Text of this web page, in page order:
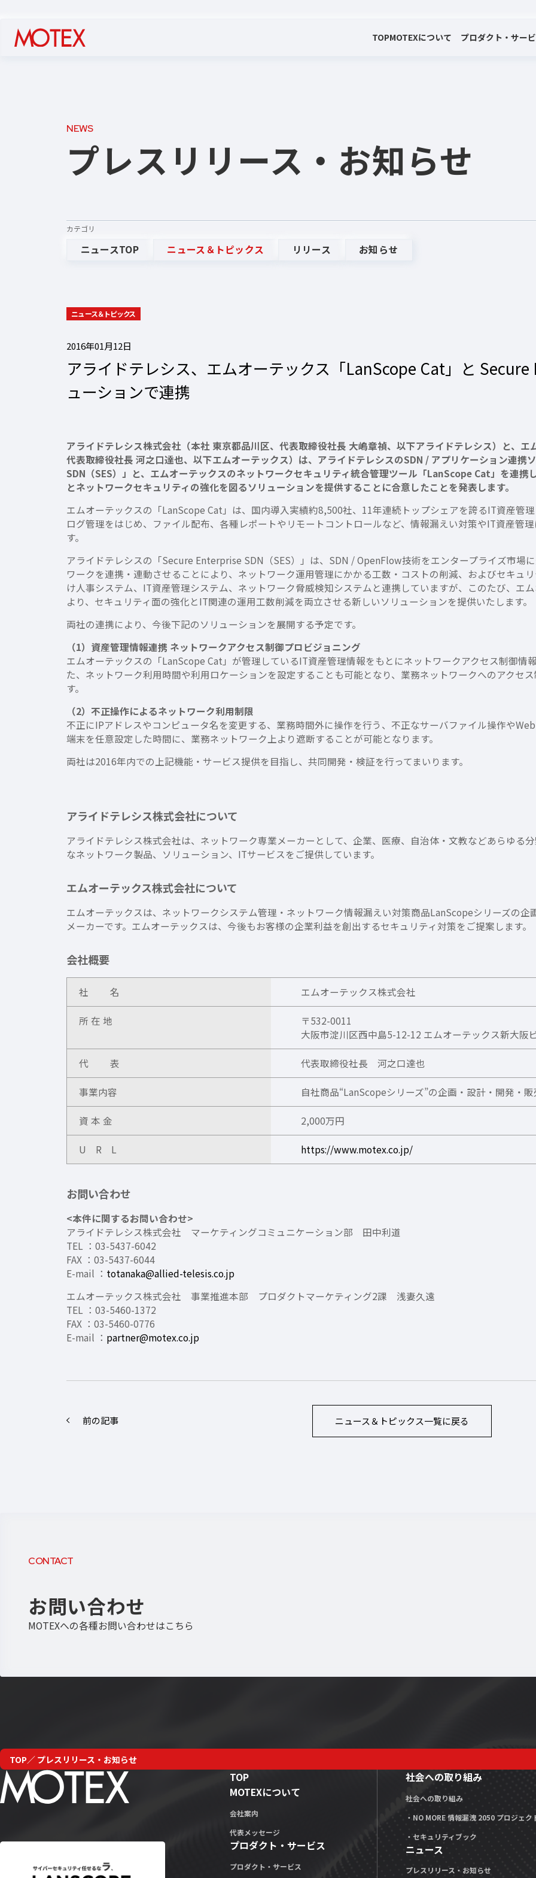
TOPMOTEXについて プロダクト・サー
NEWS
プレスリリース ・お知らせ
カテゴリ
ニュースTOP ニュース＆トピックス リリース お知らせ
ニュース＆トピックス
2016年01月12日
アライドテレシス、エムオーテックス「LanScope Cat」と
ューションで連携
アライドテレシス株式会社（本社 東京都品川区、代表取締役社長 大嶋章禎、以下アライドテレシス）と、
代表取締役社長 河之口達也、以下エムオーテックス）は、アライドテレシスのSDN / アプリケーション連
SDN（SES）」と、エムオーテックスのネットワークセキュリティ統合管理ツール「LanScope Cat」を連携
とネットワークセキュリティの強化を図るソリューションを提供することに合意したことを発表します。
エムオーテックスの「LanScope Cat」は、国内導入実績約8,500社、11年連続トップシェアを誇るIT資産管
ログ管理をはじめ、ファイル配布、各種レポートやリモートコントロールなど、情報漏えい対策やIT資産管
す。
アライドテレシスの「Secure Enterprise SDN（SES）」は、SDN / OpenFlow技術をエンタープライズ市場
ワークを連携・連動させることにより、ネットワーク運用管理にかかる工数・コストの削減、およびセキュ
け人事システム、IT資産管理システム、ネットワーク脅威検知システムと連携していますが、このたび、エ
より、セキュリティ面の強化とIT関連の運用工数削減を両立させる新しいソリューションを提供いたします。
両社の連携により、今後下記のソリューションを展開する予定です。
（1）資産管理情報連携 ネットワークアクセス制御プロビジョニング
エムオーテックスの「LanScope Cat」が管理しているIT資産管理情報をもとにネットワークアクセス制御情
た、ネットワーク利用時間や利用ロケーションを設定することも可能となり、業務ネットワークへのアクセ
す。
（2）不正操作によるネットワーク利用制限
不正にIPアドレスやコンピュータ名を変更する、業務時間外に操作を行う、不正なサーバファイル操作や
端末を任意設定した時間に、業務ネットワーク上より遮断することが可能となります。
両社は2016年内での上記機能・サービス提供を目指し、共同開発・検証を行ってまいります。
アライドテレシス株式会社について
アライドテレシス株式会社は、ネットワーク専業メーカーとして、企業、医療、自治体・文教などあらゆる
なネットワーク製品、ソリューション、ITサービスをご提供しています。
エムオーテックス株式会社について
エムオーテックスは、ネットワークシステム管理・ネットワーク情報漏えい対策商品LanScopeシリーズの
メーカーです。エムオーテックスは、今後もお客様の企業利益を創出するセキュリティ対策をご提案します。
会社概要
社 名 エムオーテックス株式会社
所 在 地
〒532-0011
大阪市淀川区西中島5-12-12 エムオーテックス新大阪
代 表 代表取締役社長 河之口達也
事業内容 自社商品“LanScopeシリーズ”の企画・設計・開発・
資 本 金 2,000万円
U R L https://www.motex.co.jp/
お問い合わせ
<本件に関するお問い合わせ>
アライドテレシス株式会社 マーケティングコミュニケーション部 田中利道
TEL ：03-5437-6042
FAX ：03-5437-6044
E-mail ： totanaka@allied-telesis.co.jp
エムオーテックス株式会社 事業推進本部 プロダクトマーケティング2課 浅妻久遠
TEL ：03-5460-1372
FAX ：03-5460-0776
E-mail ： partner@motex.co.jp
前の記事 ニュース＆トピックス一覧に戻る
CONTACT
お問い合わせ
MOTEXへの各種お問い合わせはこちら
TOP プレスリリース・お知らせ
TOP
MOTEXについて
会社案内
代表メッセージ
プロダクト・サービス
プロダクト・サービス
社会への取り組み
社会への取り組み
・NO MORE 情報漏洩 2050 プロジェク
・セキュリティブック
ニュース
プレスリリース・お知らせ